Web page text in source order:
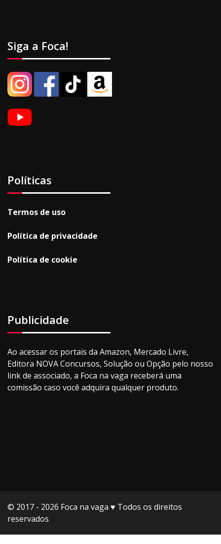
Siga a Foca!
Políticas
Termos de uso
Política de privacidade
Política de cookie
Publicidade
Ao acessar os portais da Amazon, Mercado Livre,
Editora NOVA Concursos, Solução ou Opção pelo nosso
link de associado, a Foca na vaga receberá uma
comissão caso você adquira qualquer produto.
© 2017 - 2026 Foca na vaga ♥️ Todos os direitos
reservados